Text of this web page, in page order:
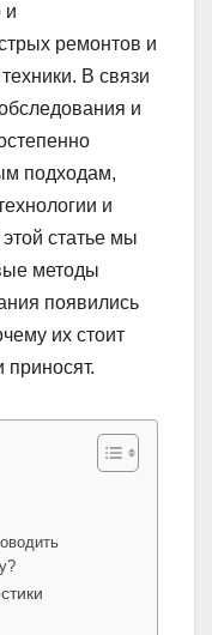
и
ремонтов и
В связи
и
подходам,
и
статье мы
методы
появились
их стоит
приносят.